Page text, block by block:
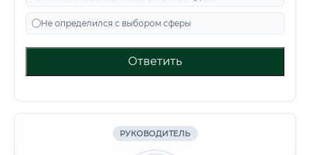
Не определился с выбором сферы
Ответить
РУКОВОДИТЕЛЬ